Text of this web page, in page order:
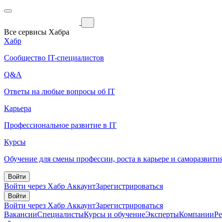
Все сервисы Хабра
Хабр
Сообщество IT-специалистов
Q&A
Ответы на любые вопросы об IT
Карьера
Профессиональное развитие в IT
Курсы
Обучение для смены профессии, роста в карьере и
Войти
Войти через Хабр АккаунтЗарегистрироваться
Войти
Войти через Хабр АккаунтЗарегистрироваться
ВакансииСпециалистыКурсы и обучениеЭкспертыКомпании